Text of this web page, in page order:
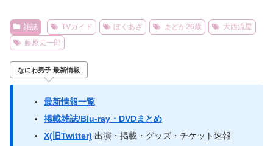
雑誌 TVガイド ぼくあざ まどか26歳
大西流星
藤原丈一郎
なにわ男子 最新情報
最新情報一覧
掲載雑誌/Blu-ray・DVDまとめ
X(旧Twitter) 出演・掲載・グッズ・チケット速報